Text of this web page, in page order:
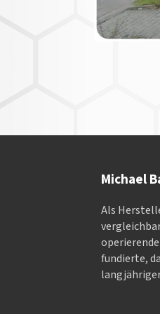
Michael
Als
fundierte,